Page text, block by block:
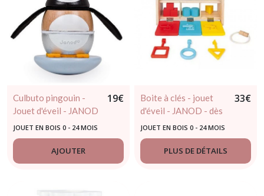
Culbuto pingouin -
Jouet d'éveil - JANOD
- 12 mois
19€
JOUET EN BOIS 0 - 24 MOIS
AJOUTER
Boite à clés - jouet
d'éveil - JANOD - dès
18mois
33€
JOUET EN BOIS 0 - 24 MOIS
PLUS DE DÉTAILS